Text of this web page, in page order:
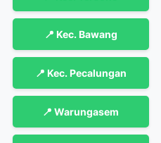
📍 Kec. Bawang
📍 Kec. Pecalungan
📍 Warungasem